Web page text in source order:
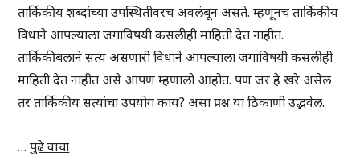
तार्किकीय शब्दांच्या उपस्थितीवरच अवलंबून असते. म्हणूनच तार्किकीय
विधाने आपल्याला जगाविषयी कसलीही माहिती देत नाहीत.
तार्किकीबलाने सत्य असणारी विधाने आपल्याला जगाविषयी कसलीही
माहिती देत नाहीत असे आपण म्हणालो आहोत. पण जर हे खरे असेल
तर तार्किकीय सत्यांचा उपयोग काय? असा प्रश्न या ठिकाणी उद्भवेल.
…पुढे वाचा